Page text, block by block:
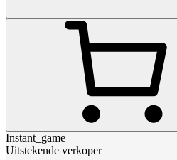
Instant_game
Uitstekende verkoper